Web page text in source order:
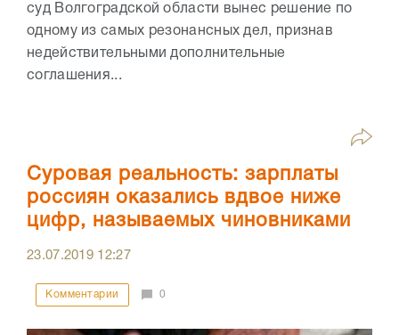
суд Волгоградской области вынес решение по
одному из самых резонансных дел, признав
недействительными дополнительные
соглашения...
Суровая реальность: зарплаты
россиян оказались вдвое ниже
цифр, называемых чиновниками
23.07.2019 12:27
Комментарии 0